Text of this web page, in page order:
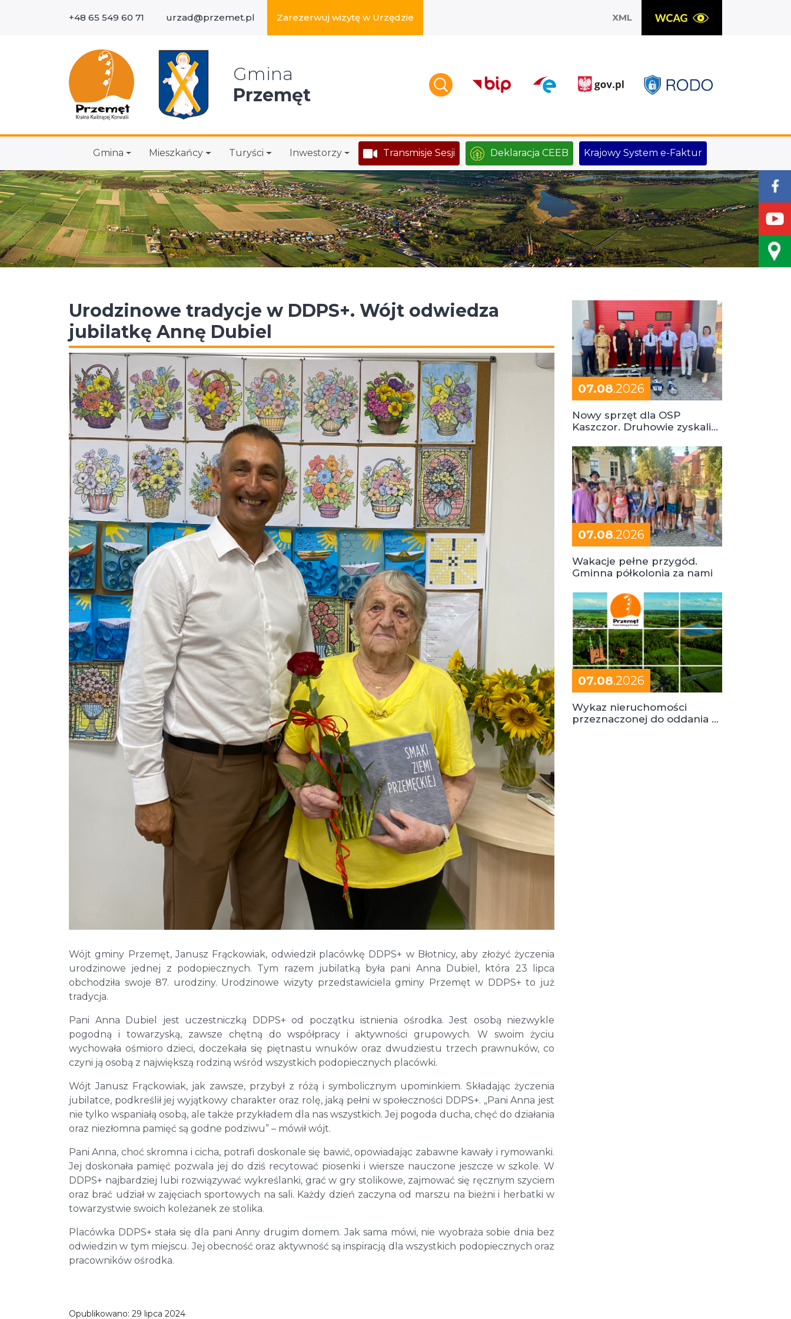
+48 65 549 60 71 urzad@przemet.pl Zarezerwuj wizytę w Urzędzie XML
Gmina
Przemęt
Gmina Mieszkańcy Turyści Inwestorzy Transmisje Sesji Deklaracja CEEB Krajowy System e-Faktur
Urodzinowe tradycje w DDPS+. Wójt odwiedza
jubilatkę Annę Dubiel
Wójt gminy Przemęt, Janusz Frąckowiak, odwiedził placówkę DDPS+ w Błotnicy, aby złożyć życzenia
urodzinowe jednej z podopiecznych. Tym razem jubilatką była pani Anna Dubiel, która 23 lipca
obchodziła swoje 87. urodziny. Urodzinowe wizyty przedstawiciela gminy Przemęt w DDPS+ to już
tradycja.
Pani Anna Dubiel jest uczestniczką DDPS+ od początku istnienia ośrodka. Jest osobą niezwykle
pogodną i towarzyską, zawsze chętną do współpracy i aktywności grupowych. W swoim życiu
wychowała ośmioro dzieci, doczekała się piętnastu wnuków oraz dwudziestu trzech prawnuków, co
czyni ją osobą z największą rodziną wśród wszystkich podopiecznych placówki.
Wójt Janusz Frąckowiak, jak zawsze, przybył z różą i symbolicznym upominkiem. Składając życzenia
jubilatce, podkreślił jej wyjątkowy charakter oraz rolę, jaką pełni w społeczności DDPS+. „Pani Anna jest
nie tylko wspaniałą osobą, ale także przykładem dla nas wszystkich. Jej pogoda ducha, chęć do działania
oraz niezłomna pamięć są godne podziwu” – mówił wójt.
Pani Anna, choć skromna i cicha, potrafi doskonale się bawić, opowiadając zabawne kawały i rymowanki.
Jej doskonała pamięć pozwala jej do dziś recytować piosenki i wiersze nauczone jeszcze w szkole. W
DDPS+ najbardziej lubi rozwiązywać wykreślanki, grać w gry stolikowe, zajmować się ręcznym szyciem
oraz brać udział w zajęciach sportowych na sali. Każdy dzień zaczyna od marszu na bieżni i herbatki w
towarzystwie swoich koleżanek ze stolika.
Placówka DDPS+ stała się dla pani Anny drugim domem. Jak sama mówi, nie wyobraża sobie dnia bez
odwiedzin w tym miejscu. Jej obecność oraz aktywność są inspiracją dla wszystkich podopiecznych oraz
pracowników ośrodka.
Opublikowano: 29 lipca 2024
07.08.2026
Nowy sprzęt dla OSP
Kaszczor. Druhowie zyskali
07.08.2026
Wakacje pełne przygód.
Gminna półkolonia za nami
07.08.2026
Wykaz nieruchomości
przeznaczonej do oddania w
Wyszukaj w serwisie